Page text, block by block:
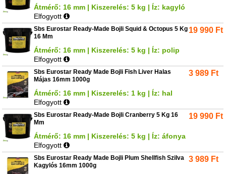
Átmérő: 16 mm | Kiszerelés: 5 kg | Íz: kagyló
Elfogyott
Sbs Eurostar Ready-Made Bojli Squid & Octopus 5 Kg
16 Mm
Átmérő: 16 mm | Kiszerelés: 5 kg | Íz: polip
Elfogyott
19 990 Ft
Sbs Eurostar Ready Made Bojli Fish Liver Halas
Májas 16mm 1000g
Átmérő: 16 mm | Kiszerelés: 1 kg | Íz: hal
Elfogyott
3 989 Ft
Sbs Eurostar Ready-Made Bojli Cranberry 5 Kg 16
Mm
Átmérő: 16 mm | Kiszerelés: 5 kg | Íz: áfonya
Elfogyott
19 990 Ft
Sbs Eurostar Ready Made Bojli Plum Shellfish Szilva
Kagylós 16mm 1000g
3 989 Ft